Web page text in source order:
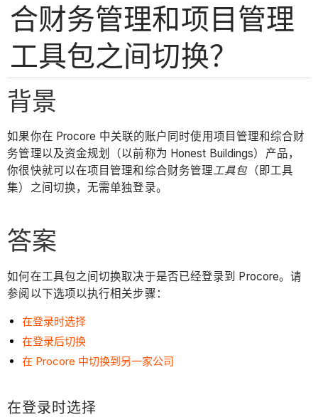
合财务管理和项目管理
工具包之间切换？
背景
如果你在 Procore 中关联的账户同时使用项目管理和综合财
务管理以及资金规划（以前称为 Honest Buildings）产品，
你很快就可以在项目管理和综合财务管理工具包（即工具
集）之间切换，无需单独登录。
答案
如何在工具包之间切换取决于是否已经登录到 Procore。请
参阅以下选项以执行相关步骤：
在登录时选择
在登录后切换
在 Procore 中切换到另一家公司
在登录时选择